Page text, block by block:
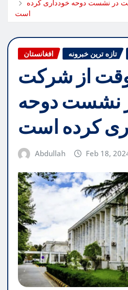
در نشست دوحه خودداری کرده
است
افغانستان تازه ترین خبرونه
از شرکت
نشست دوحه
کرده است
Abdullah Feb 18,